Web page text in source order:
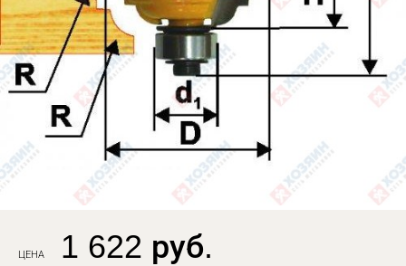
ЦЕНА 1 622 руб.